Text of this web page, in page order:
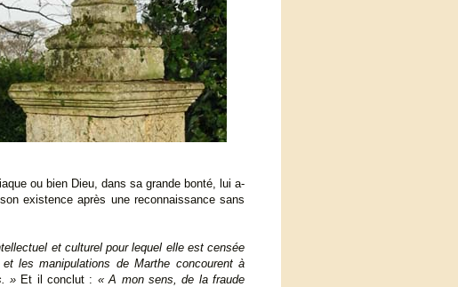
ou bien Dieu, dans sa grande bonté, lui a-
existence après une reconnaissance sans
et culturel pour lequel elle est censée
les manipulations de Marthe concourent à
» Et il conclut : « A mon sens, de la fraude